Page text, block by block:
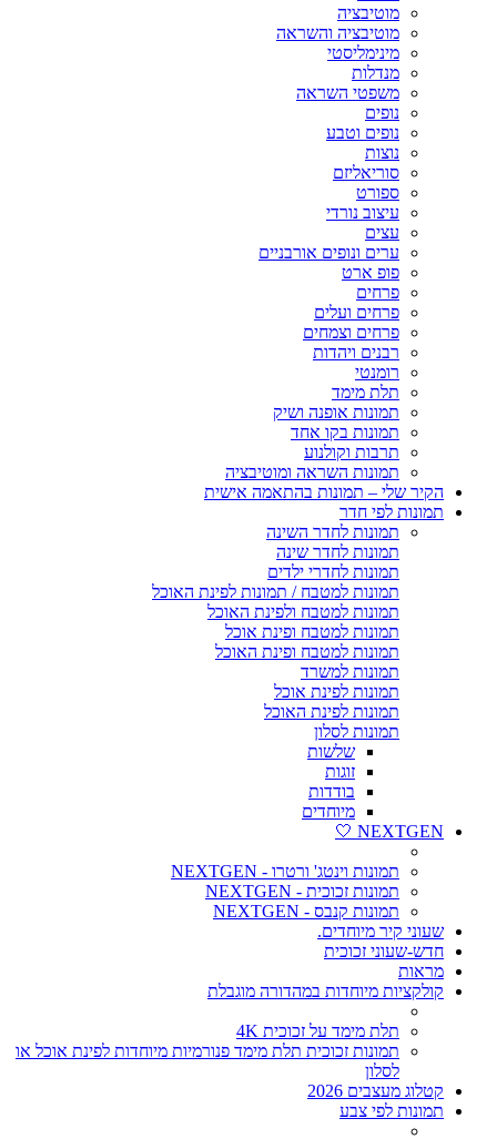
מוטיבציה
מוטיבציה והשראה
מינימליסטי
מנדלות
משפטי השראה
נופים
נופים וטבע
נוצות
סוריאליזם
ספורט
עיצוב נורדי
עצים
ערים ונופים אורבניים
פופ ארט
פרחים
פרחים ועלים
פרחים וצמחים
רבנים ויהדות
רומנטי
תלת מימד
תמונות אופנה ושיק
תמונות בקו אחד
תרבות וקולנוע
תמונות השראה ומוטיבציה
הקיר שלי – תמונות בהתאמה אישית
תמונות לפי חדר
תמונות לחדר השינה
תמונות לחדר שינה
תמונות לחדרי ילדים
תמונות למטבח / תמונות לפינת האוכל
תמונות למטבח ולפינת האוכל
תמונות למטבח ופינת אוכל
תמונות למטבח ופינת האוכל
תמונות למשרד
תמונות לפינת אוכל
תמונות לפינת האוכל
תמונות לסלון
שלשות
זוגות
בודדות
מיוחדים
NEXTGEN 🤍
תמונות וינטג' ורטרו - NEXTGEN
תמונות זכוכית - NEXTGEN
תמונות קנבס - NEXTGEN
שעוני קיר מיוחדים.
חדש-שעוני זכוכית
מראות
קולקציות מיוחדות במהדורה מוגבלת
תלת מימד על זכוכית 4K
תמונות זכוכית תלת מימד פנורמיות מיוחדות לפינת אוכל או
לסלון
קטלוג מעצבים 2026
תמונות לפי צבע